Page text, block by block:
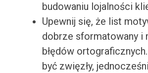
budowaniu lojalności
Upewnij się, że list
dobrze sformatowany i
błędów
być zwięzły,